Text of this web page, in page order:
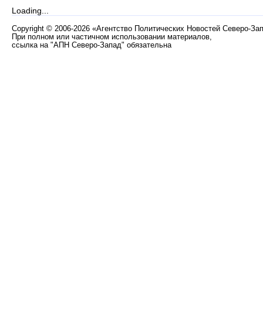
Loading...
Copyright © 2006-2026 «Агентство Политических Новостей Северо-
При полном или частичном использовании материалов,
ссылка на "АПН Северо-Запад" обязательна